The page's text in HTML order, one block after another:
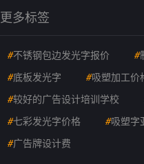
更多标签
#不锈钢包边发光字报价 #
#底板发光字 #吸塑加工价
#较好的广告设计培训学校
#七彩发光字价格 #吸塑字
#广告牌设计费